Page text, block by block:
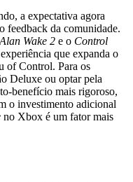
a expectativa agora
feedback da comunidade.
Alan Wake 2 e o Control
que expanda o
of Control. Para os
Deluxe ou optar pela
benefício mais rigoroso,
o investimento adicional
no Xbox é um fator mais